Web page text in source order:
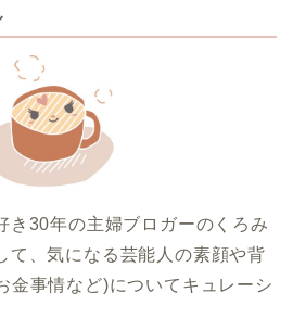
き30年の主婦ブロガーのくろみ
て、気になる芸能人の素顔や背
金事情など)についてキュレーシ